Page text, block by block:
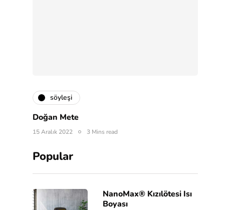
söyleşi
Doğan Mete
15 Aralık 2022 3 Mins read
Popular
NanoMax® Kızılötesi Isı
Boyası